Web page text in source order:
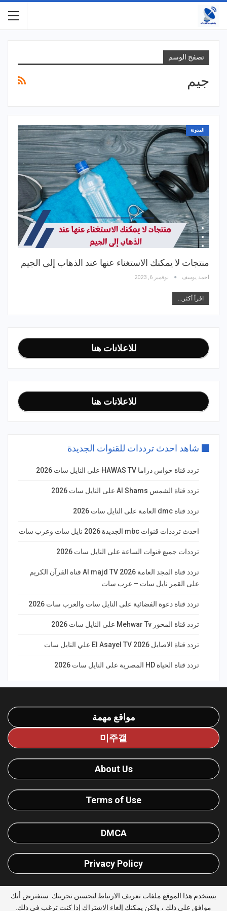
تصفح الوسم
جيم
المدونة
منتجات لا يمكنك الاستغناء عنها عند الذهاب إلى الجيم
احمد يوسف نوفمبر 6, 2023
اقرأ أكثر...
للاعلانات هنا
للاعلانات هنا
شاهد احدث ترددات للقنوات الجديدة
تردد قناة حواس دراما HAWAS TV على النايل سات 2026
تردد قناة الشمس Al Shams على النايل سات 2026
تردد قناة dmc العامة على النايل سات 2026
احدث ترددات قنوات mbc الجديدة 2026 نايل سات وعرب سات
ترددات جميع قنوات الساعة على النايل سات 2026
تردد قناة المجد العامة Al majd TV 2026 قناة القرآن الكريم
على القمر نايل سات – عرب سات
تردد قناة دعوة الفضائية على النايل سات والعرب سات 2026
تردد قناة المحور Mehwar Tv على النايل سات 2026
تردد قناة الاصايل El Asayel TV 2026 علي النايل سات
تردد قناة الحياة HD المصرية على النايل سات 2026
مواقع مهمة
미주갤
About Us
Terms of Use
DMCA
Privacy Policy
يستخدم هذا الموقع ملفات تعريف الارتباط لتحسين تجربتك. سنفترض أنك
موافق على ذلك ، ولكن يمكنك إلغاء الاشتراك إذا كنت ترغب في ذلك.